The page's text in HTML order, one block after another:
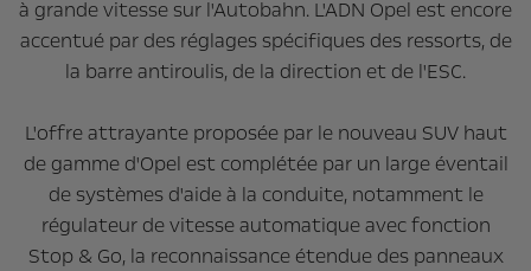
à grande vitesse sur l'Autobahn. L'ADN Opel est encore
accentué par des réglages spécifiques des ressorts, de
la barre antiroulis, de la direction et de l'ESC.
L'offre attrayante proposée par le nouveau SUV haut
de gamme d'Opel est complétée par un large éventail
de systèmes d'aide à la conduite, notamment le
régulateur de vitesse automatique avec fonction
Stop & Go, la reconnaissance étendue des panneaux